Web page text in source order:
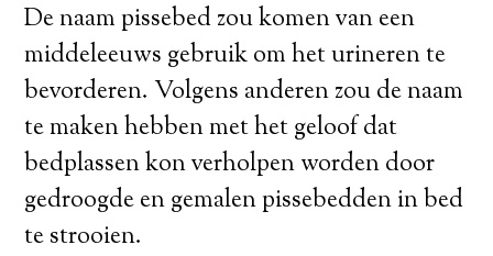
De naam pissebed zou komen van een
middeleeuws gebruik om het urineren te
bevorderen. Volgens anderen zou de naam
te maken hebben met het geloof dat
bedplassen kon verholpen worden door
gedroogde en gemalen pissebedden in bed
te strooien.